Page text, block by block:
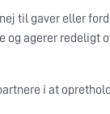
til gaver eller
og agerer redeligt
i at